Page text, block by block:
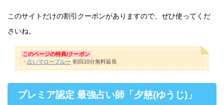
このサイトだけの割引クーポンがありますので、ぜひ使ってくだ
さいね。
このページの特典/クーポン
・ 占いマローブルー 初回10分無料延長
プレミア認定 最強占い師「夕慈(ゆうじ)」